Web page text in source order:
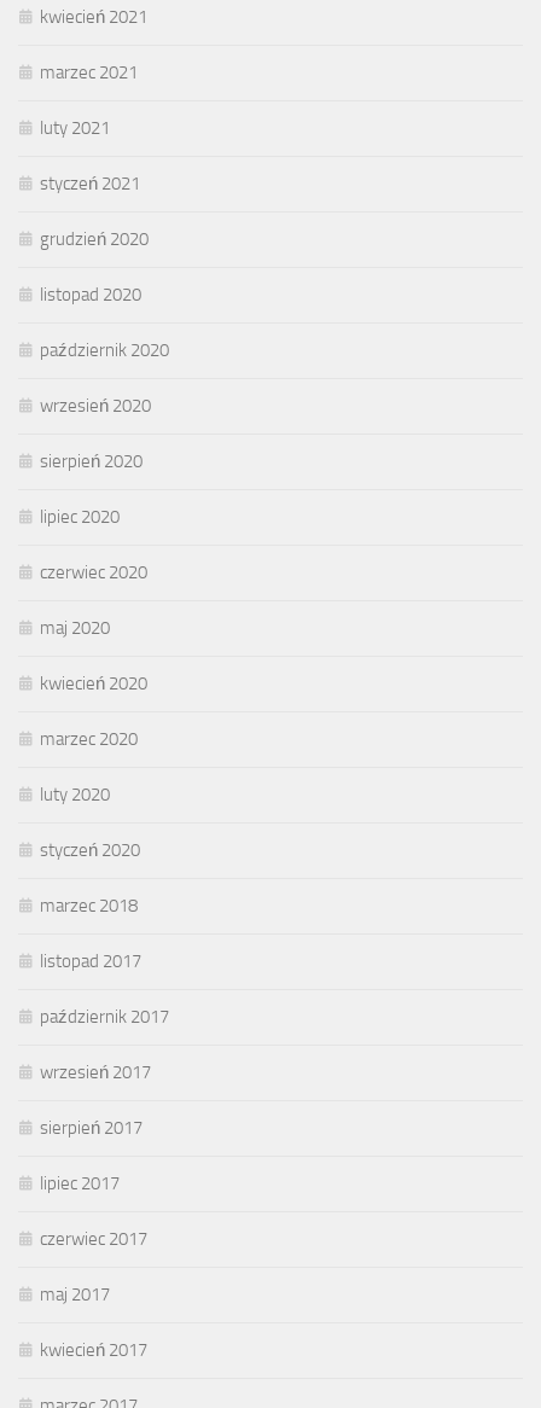
kwiecień 2021
marzec 2021
luty 2021
styczeń 2021
grudzień 2020
listopad 2020
październik 2020
wrzesień 2020
sierpień 2020
lipiec 2020
czerwiec 2020
maj 2020
kwiecień 2020
marzec 2020
luty 2020
styczeń 2020
marzec 2018
listopad 2017
październik 2017
wrzesień 2017
sierpień 2017
lipiec 2017
czerwiec 2017
maj 2017
kwiecień 2017